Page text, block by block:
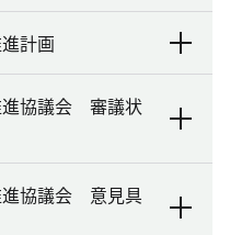
計画
進協議会 審議状
進協議会 意見具